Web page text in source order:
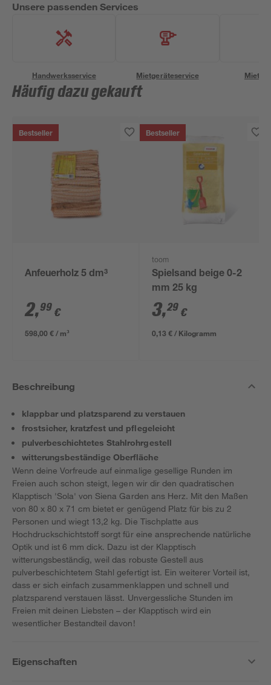
Unsere passenden Services
Handwerksservice Mietgeräteservice
Häufig dazu gekauft
Bestseller
Anfeuerholz 5 dm³
2,99 €
598,00 € / m³
Bestseller
toom
Spielsand beige 0-2
mm 25 kg
3,29 €
0,13 € / Kilogramm
Beschreibung
klappbar und platzsparend zu verstauen
frostsicher, kratzfest und pflegeleicht
pulverbeschichtetes Stahlrohrgestell
witterungsbeständige Oberfläche
Wenn deine Vorfreude auf einmalige gesellige Runden im
Freien auch schon steigt, legen wir dir den quadratischen
Klapptisch 'Sola' von Siena Garden ans Herz. Mit den Maßen
von 80 x 80 x 71 cm bietet er genügend Platz für bis zu 2
Personen und wiegt 13,2 kg. Die Tischplatte aus
Hochdruckschichtstoff sorgt für eine ansprechende natürliche
Optik und ist 6 mm dick. Dazu ist der Klapptisch
witterungsbeständig, weil das robuste Gestell aus
pulverbeschichtetem Stahl gefertigt ist. Ein weiterer Vorteil ist,
dass er sich einfach zusammenklappen und schnell und
platzsparend verstauen lässt. Unvergessliche Stunden im
Freien mit deinen Liebsten – der Klapptisch wird ein
wesentlicher Bestandteil davon!
Eigenschaften